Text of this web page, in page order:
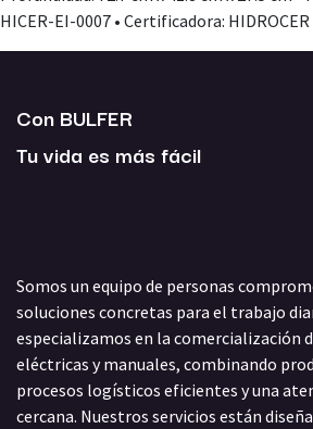
HICER-EI-0007 • Certificadora:
Con BULFER
Tu vida es más fácil
Somos un equipo de personas
soluciones concretas para el trabajo
especializamos en la comercialización
eléctricas y manuales, combinando
procesos logísticos eficientes y una
cercana. Nuestros servicios están